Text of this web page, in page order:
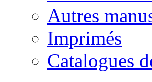
Autres
Imprimés
Catalogues